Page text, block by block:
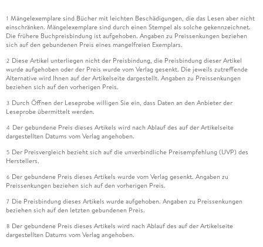
1 Mängelexemplare sind Bücher mit leichten Beschädigungen, die das Lesen aber nicht
einschränken. Mängelexemplare sind durch einen Stempel als solche gekennzeichnet.
Die frühere Buchpreisbindung ist aufgehoben. Angaben zu Preissenkungen beziehen
sich auf den gebundenen Preis eines mangelfreien Exemplars.
2 Diese Artikel unterliegen nicht der Preisbindung, die Preisbindung dieser Artikel
wurde aufgehoben oder der Preis wurde vom Verlag gesenkt. Die jeweils zutreffende
Alternative wird Ihnen auf der Artikelseite dargestellt. Angaben zu Preissenkungen
beziehen sich auf den vorherigen Preis.
3 Durch Öffnen der Leseprobe willigen Sie ein, dass Daten an den Anbieter der
Leseprobe übermittelt werden.
4 Der gebundene Preis dieses Artikels wird nach Ablauf des auf der Artikelseite
dargestellten Datums vom Verlag angehoben.
5 Der Preisvergleich bezieht sich auf die unverbindliche Preisempfehlung (UVP) des
Herstellers.
6 Der gebundene Preis dieses Artikels wurde vom Verlag gesenkt. Angaben zu
Preissenkungen beziehen sich auf den vorherigen Preis.
7 Die Preisbindung dieses Artikels wurde aufgehoben. Angaben zu Preissenkungen
beziehen sich auf den letzten gebundenen Preis.
8 Der gebundene Preis dieses Artikels wird nach Ablauf des auf der Artikelseite
dargestellten Datums vom Verlag angehoben.